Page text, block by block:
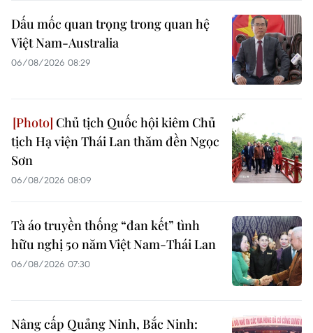
Dấu mốc quan trọng trong quan hệ
Việt Nam-Australia
06/08/2026 08:29
Chủ tịch Quốc hội kiêm Chủ
tịch Hạ viện Thái Lan thăm đền Ngọc
Sơn
06/08/2026 08:09
Tà áo truyền thống “đan kết” tình
hữu nghị 50 năm Việt Nam-Thái Lan
06/08/2026 07:30
Nâng cấp Quảng Ninh, Bắc Ninh: